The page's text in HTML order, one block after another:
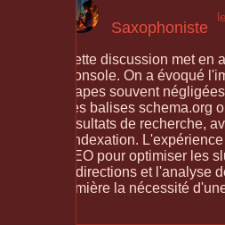
Saxophoniste
Cette discussion met
Console. On a évoqué
étapes souvent
Les balises schema.org
résultats de recherche,
l'indexation.
SEO pour optimiser les
redirections et l'analyse
lumière la nécessité